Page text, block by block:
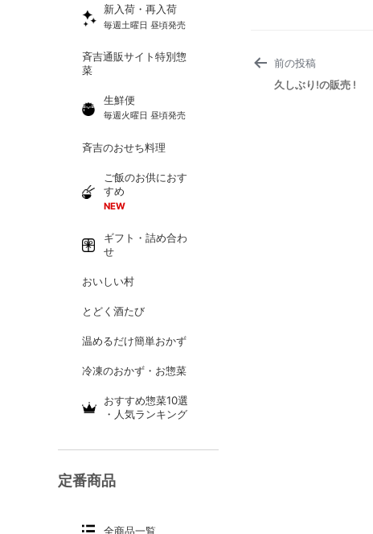
稿
前の投稿
久しぶり!の販売 !
新入荷・再入荷
毎週土曜日 昼頃発売
斉吉通販サイト特別惣
菜
生鮮便
毎週火曜日 昼頃発売
斉吉のおせち料理
ご飯のお供におす
すめ
NEW
ギフト・詰め合わ
せ
おいしい村
とどく酒たび
温めるだけ簡単おかず
冷凍のおかず・お惣菜
おすすめ惣菜10選
・人気ランキング
定番商品
全商品一覧